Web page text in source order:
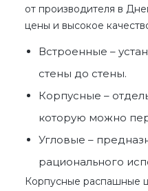
от производителя в
цены и высокое
Встроенные –
стены до стены.
Корпусные –
которую можно
Угловые –
рационального
Корпусные распашные